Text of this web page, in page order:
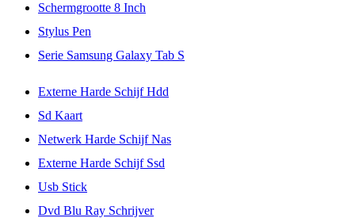
Schermgrootte 8 Inch
Stylus Pen
Serie Samsung Galaxy Tab S
Externe Harde Schijf Hdd
Sd Kaart
Netwerk Harde Schijf Nas
Externe Harde Schijf Ssd
Usb Stick
Dvd Blu Ray Schrijver